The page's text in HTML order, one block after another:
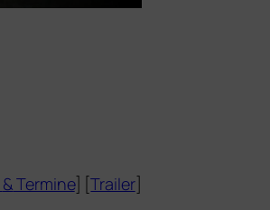
&Termine] [Trailer]